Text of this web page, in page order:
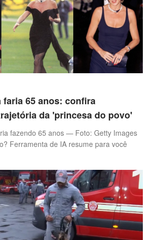
faria 65 anos: confira
da 'princesa do povo'
fazendo 65 anos — Foto: Getty Images
Ferramenta de IA resume para você